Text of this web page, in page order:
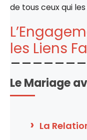
de tous ceux qui
les Liens
Le Mariage
La